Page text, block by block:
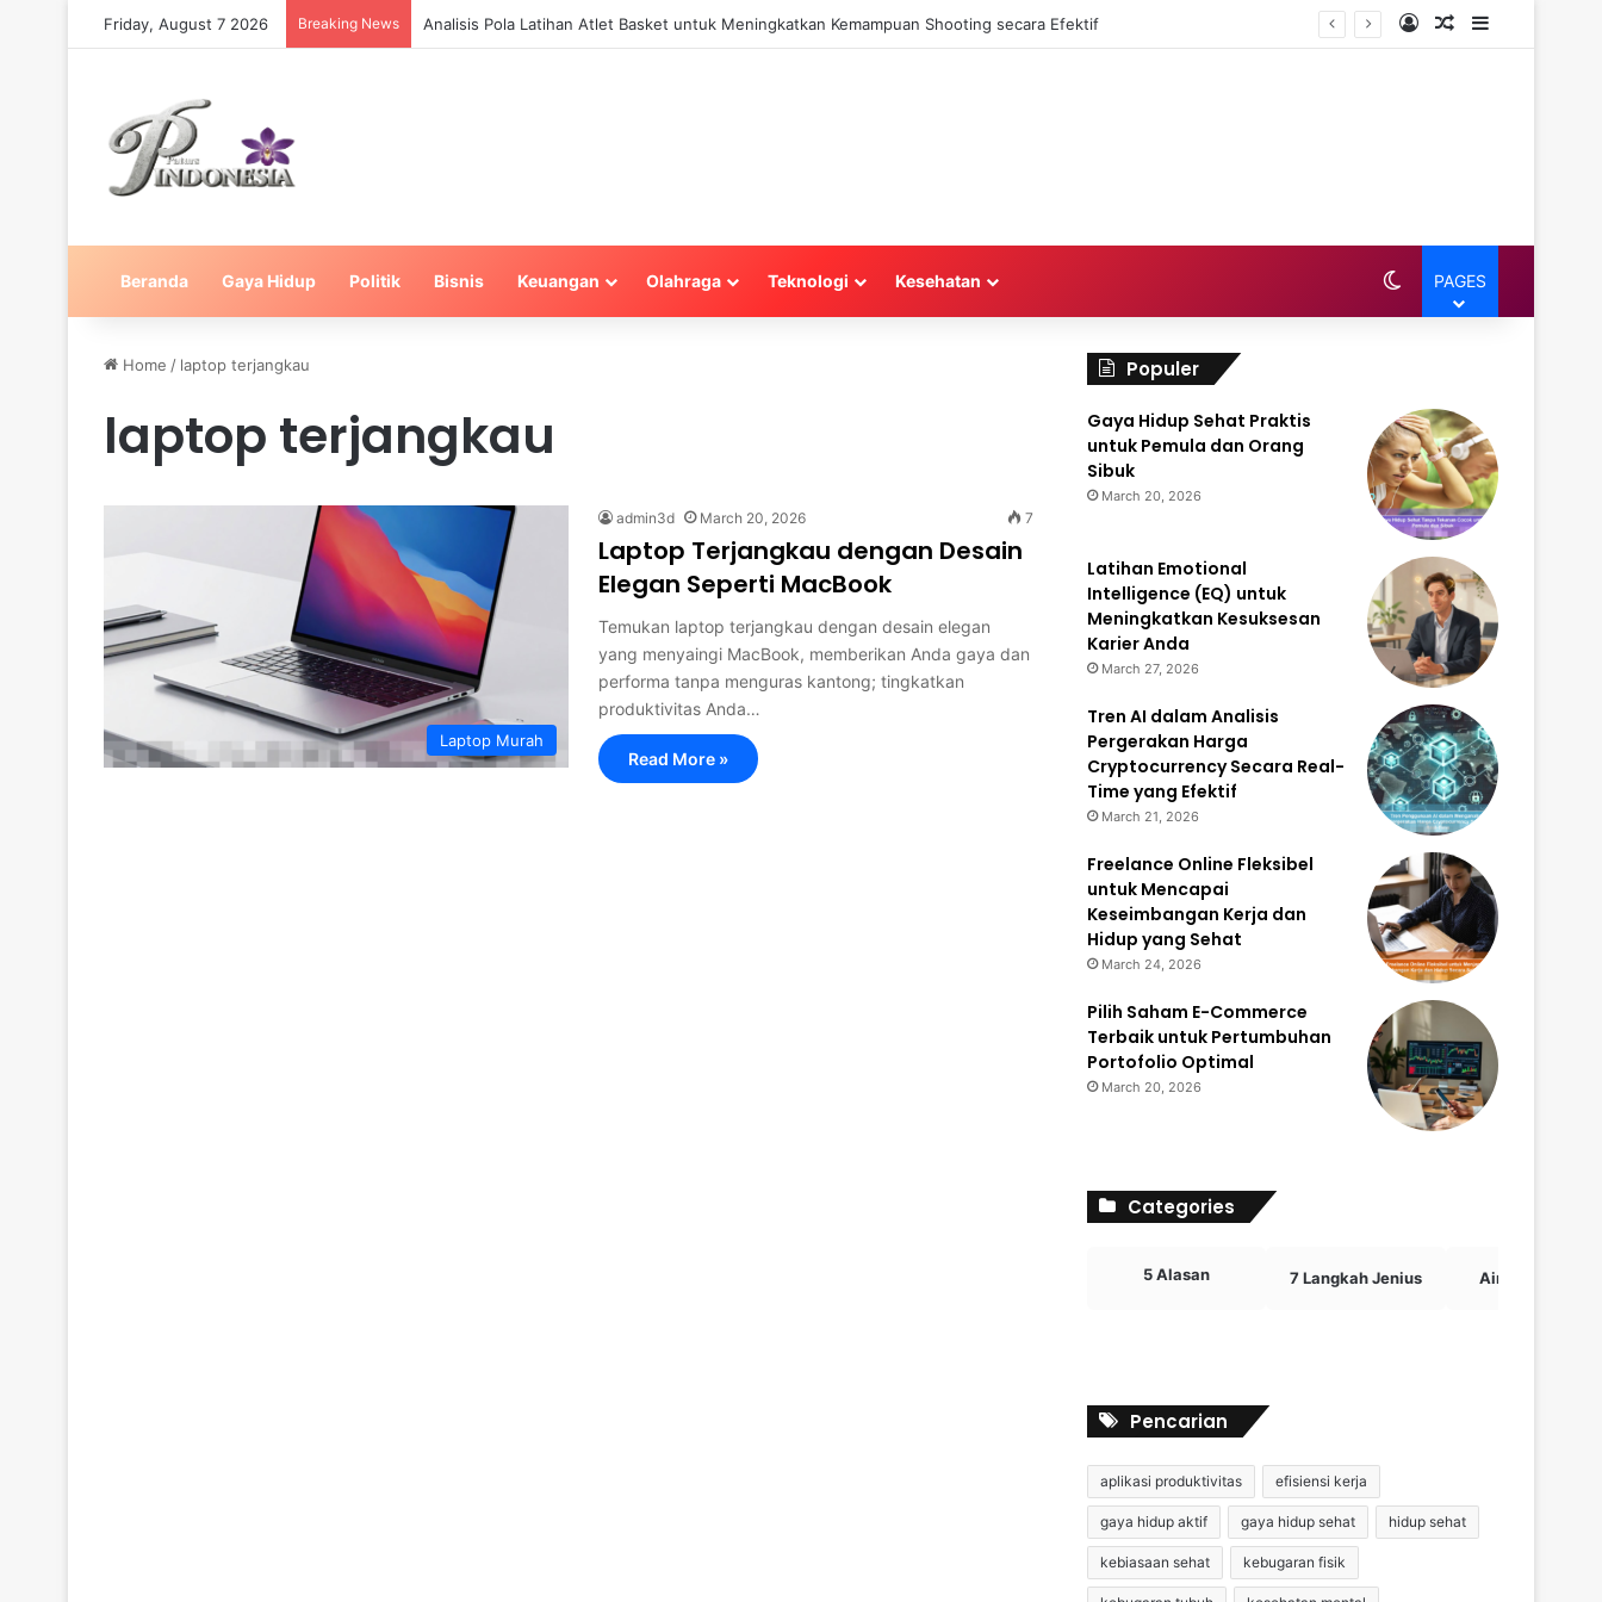
Friday, August 7 2026 Breaking News Analisis Pola Latihan Atlet Basket untuk Meningkatkan Kemampuan Shooting secara Efektif Log InRandom Article
Sidebar
Beranda Gaya Hidup Politik Bisnis Keuangan Olahraga Teknologi Kesehatan Switch skin
PAGES
Home / laptop terjangkau
laptop terjangkau
Laptop Murah
admin3d March 20, 2026 7
Laptop Terjangkau dengan Desain
Elegan Seperti MacBook
Temukan laptop terjangkau dengan desain elegan
yang menyaingi MacBook, memberikan Anda gaya dan
performa tanpa menguras kantong; tingkatkan
produktivitas Anda…
Read More »
Populer
Gaya Hidup Sehat Praktis
untuk Pemula dan Orang
Sibuk
March 20, 2026
Latihan Emotional
Intelligence (EQ) untuk
Meningkatkan Kesuksesan
Karier Anda
March 27, 2026
Tren AI dalam Analisis
Pergerakan Harga
Cryptocurrency Secara Real-
Time yang Efektif
March 21, 2026
Freelance Online Fleksibel
untuk Mencapai
Keseimbangan Kerja dan
Hidup yang Sehat
March 24, 2026
Pilih Saham E-Commerce
Terbaik untuk Pertumbuhan
Portofolio Optimal
March 20, 2026
Categories
5 Alasan 7 Langkah Jenius Airdrop Crypto
Pencarian
aplikasi produktivitas efisiensi kerja
gaya hidup aktif gaya hidup sehat hidup sehat
kebiasaan sehat kebugaran fisik